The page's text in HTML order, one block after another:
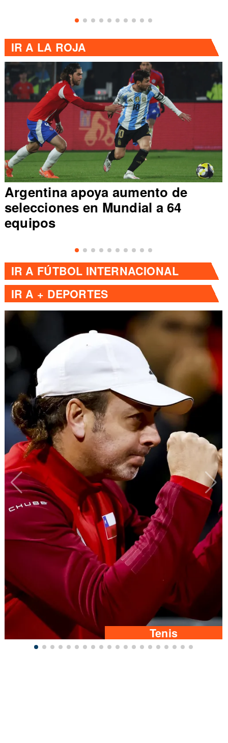
IR A LA ROJA
Argentina apoya aumento de
selecciones en Mundial a 64
equipos
IR A FÚTBOL INTERNACIONAL
IR A + DEPORTES
Tenis